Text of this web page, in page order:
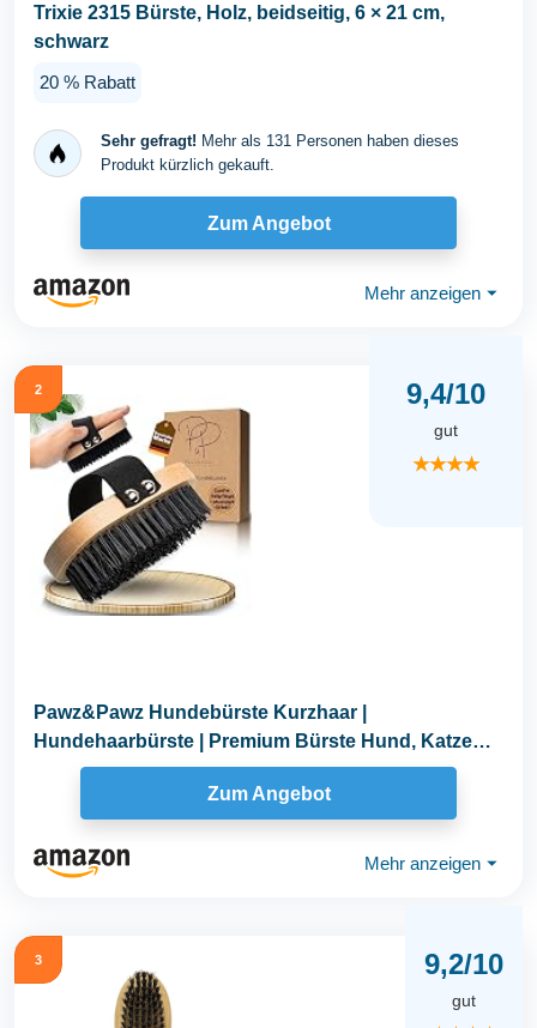
Trixie 2315 Bürste, Holz, beidseitig, 6 × 21 cm,
schwarz
20 % Rabatt
Sehr gefragt! Mehr als 131 Personen haben dieses
Produkt kürzlich gekauft.
Zum Angebot
Mehr anzeigen ⏷
2 9,4/10
gut
★★★★
Pawz&Pawz Hundebürste Kurzhaar |
Hundehaarbürste | Premium Bürste Hund, Katze
zur sanften...
Zum Angebot
Mehr anzeigen ⏷
3 9,2/10
gut